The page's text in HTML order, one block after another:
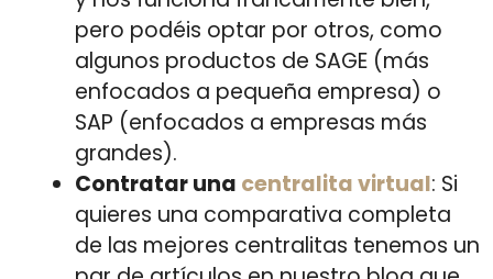
pero podéis optar por otros, como
algunos productos de SAGE (más
enfocados a pequeña empresa) o
SAP (enfocados a empresas más
grandes).
Contratar una centralita virtual: Si
quieres una comparativa completa
de las mejores centralitas tenemos un